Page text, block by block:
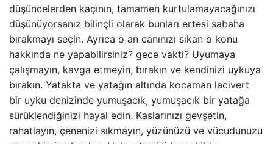
düşüncelerden kaçının, tamamen kurtulamayacağınızı
düşünüyorsanız bilinçli olarak bunları ertesi sabaha
bırakmayı seçin. Ayrıca o an canınızı sıkan o konu
hakkında ne yapabilirsiniz? gece vakti? Uyumaya
çalışmayın, kavga etmeyin, bırakın ve kendinizi uykuya
bırakın. Yatakta ve yatağın altında kocaman lacivert
bir uyku denizinde yumuşacık, yumuşacık bir yatağa
sürüklendiğinizi hayal edin. Kaslarınızı gevşetin,
rahatlayın, çenenizi sıkmayın, yüzünüzü ve vücudunuzu